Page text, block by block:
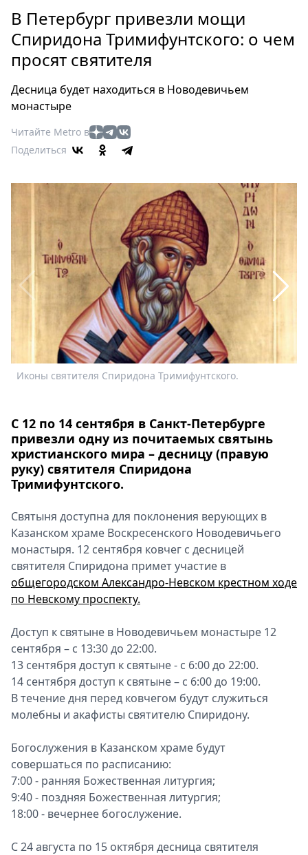
Россия
Мир
Здоровье
Туризм
Мода
Театр
Кино
Книги
Выставки
Пресс-
релизы
О
Metro
Стримы
Спецпроекты
Звезды
Выборы
2026
В Петербург привезли мощи
Спиридона Тримифунтского: о чем
просят святителя
Десница будет находиться в Новодевичьем
монастыре
Читайте Metro в
Поделиться
Иконы святителя Спиридона Тримифунтского.
С 12 по 14 сентября в Санкт-Петербурге
привезли одну из почитаемых святынь
христианского мира – десницу (правую
руку) святителя Спиридона
Тримифунтского.
Святыня доступна для поклонения верующих в
Казанском храме Воскресенского Новодевичьего
монастыря. 12 сентября ковчег с десницей
святителя Спиридона примет участие в
общегородском Александро-Невском крестном ходе
по Невскому проспекту.
Доступ к святыне в Новодевичьем монастыре 12
сентября – с 13:30 до 22:00.
13 сентября доступ к святыне - с 6:00 до 22:00.
14 сентября доступ к святыне – с 6:00 до 19:00.
В течение дня перед ковчегом будут служиться
молебны и акафисты святителю Спиридону.
Богослужения в Казанском храме будут
совершаться по расписанию:
7:00 - ранняя Божественная литургия;
9:40 - поздняя Божественная литургия;
18:00 - вечернее богослужение.
С 24 августа по 15 октября десница святителя